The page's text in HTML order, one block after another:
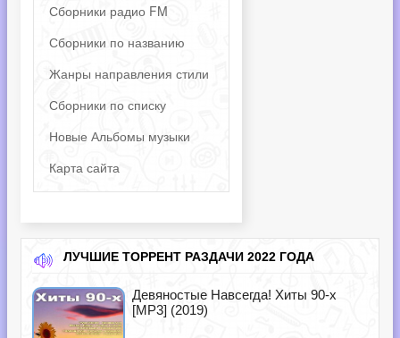
Сборники радио FM
Сборники по названию
Жанры направления стили
Сборники по списку
Новые Альбомы музыки
Карта сайта
ЛУЧШИЕ ТОРРЕНТ РАЗДАЧИ 2022 ГОДА
Девяностые Навсегда! Хиты 90-х
[MP3] (2019)